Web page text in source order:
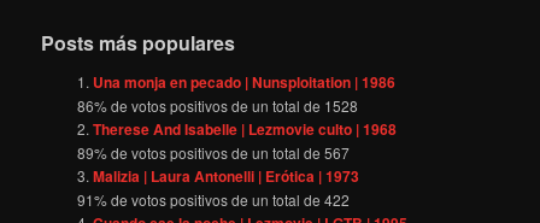
Posts más populares
Una monja en pecado | Nunsploitation | 1986
86% de votos positivos de un total de 1528
Therese And Isabelle | Lezmovie culto | 1968
89% de votos positivos de un total de567
Malizia | Laura Antonelli | Erótica | 1973
91% de votos positivos de un total de422